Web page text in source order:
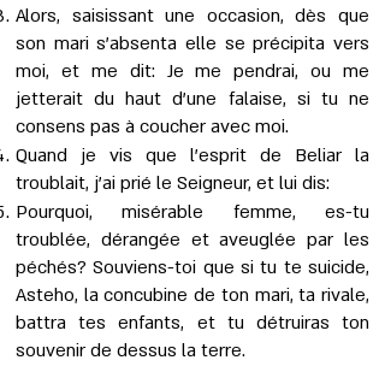
Alors, saisissant une occasion, dès que
son mari s’absenta elle se précipita vers
moi, et me dit: Je me pendrai, ou me
jetterait du haut d'une falaise, si tu ne
consens pas à coucher avec moi.
Quand je vis que l’esprit de Beliar la
troublait, j'ai prié le Seigneur, et lui dis:
Pourquoi, misérable femme, es-tu
troublée, dérangée et aveuglée par les
péchés? Souviens-toi que si tu te suicide,
Asteho, la concubine de ton mari, ta rivale,
battra tes enfants, et tu détruiras ton
souvenir de dessus la terre.